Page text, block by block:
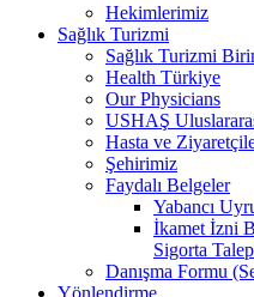
Hekimlerimiz
Sağlık Turizmi
Sağlık Turizmi
Health Türkiye
Our Physicians
USHAŞ
Hasta ve
Şehirimiz
Faydalı Belgeler
Yabancı
İkamet İzni
Sigorta Talep
Danışma Formu
Yönlendirme